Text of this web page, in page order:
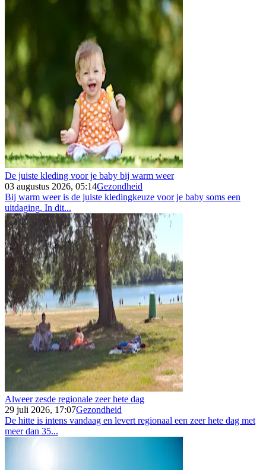
De juiste kleding voor je baby bij warm weer
03 augustus 2026, 05:14Gezondheid
Bij warm weer is de juiste kledingkeuze voor je baby soms een
uitdaging. In dit...
Alweer zesde regionale zeer hete dag
29 juli 2026, 17:07Gezondheid
De hitte is intens vandaag en levert regionaal een zeer hete dag met
meer dan 35...